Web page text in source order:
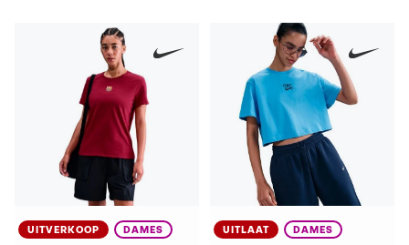
UITVERKOOP DAMES UITLAAT DAMES